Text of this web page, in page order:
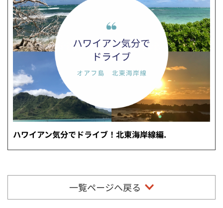
ハワイアン気分でドライブ！北東海岸線編.
一覧ページへ戻る